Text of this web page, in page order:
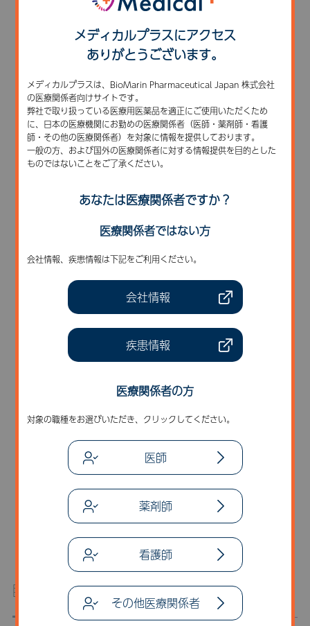
ムコ多糖症の除外診断
臨床画像から学ぶ 骨系統疾患の鑑別ポイント
メディカルプラスにアクセス
ありがとうございます。
メディカルプラスは、BioMarin Pharmaceutical Japan 株式会社
の医療関係者向けサイトです。
弊社で取り扱っている医療用医薬品を適正にご使用いただくため
に、日本の医療機関にお勤めの医療関係者（医師・薬剤師・看護
師・その他の医療関係者）を対象に情報を提供しております。
一般の方、および国外の医療関係者に対する情報提供を目的とした
ものではないことをご了承ください。
あなたは医療関係者ですか？
医療関係者ではない方
会社情報、疾患情報は下記をご利用ください。
会社情報
疾患情報
医療関係者の方
対象の職種をお選びいただき、クリックしてください。
医師
薬剤師
看護師
その他医療関係者